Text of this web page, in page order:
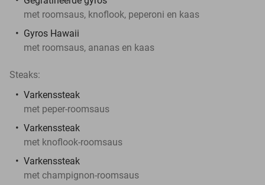
met roomsaus, knoflook, peperoni en kaas
Gyros Hawaii
met roomsaus, ananas en kaas
Steaks:
Varkenssteak
met peper-roomsaus
Varkenssteak
met knoflook-roomsaus
Varkenssteak
met champignon-roomsaus